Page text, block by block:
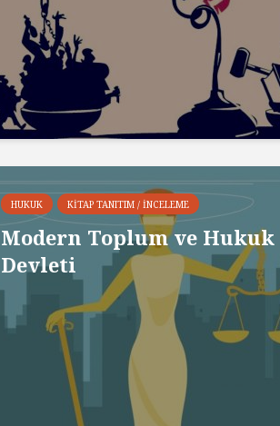
HUKUK KITAP TANITIM / İNCELEME
Modern Toplum ve Hukuk
Devleti